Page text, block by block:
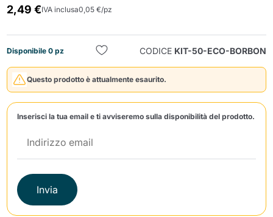
2,49 €IVA inclusa0,05 €/pz
Disponibile 0 pz CODICE KIT-50-ECO-BORBON
Questo prodotto è attualmente esaurito.
Inserisci la tua email e ti avviseremo sulla disponibilità del prodotto.
Invia